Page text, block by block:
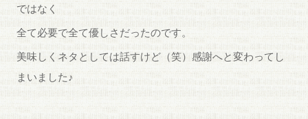
ではなく
全て必要で全て優しさだったのです。
美味しくネタとしては話すけど（笑）感謝へと変わってし
まいました♪